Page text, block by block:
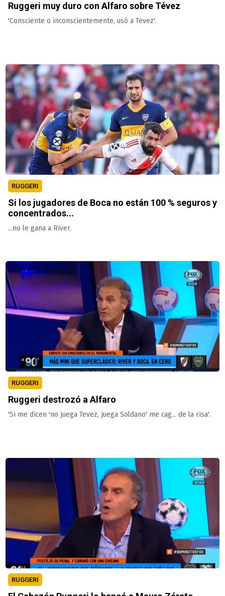
Ruggeri muy duro con Alfaro sobre Tévez
'Consciente o inconscientemente, usó a Tevez'.
RUGGERI
Si los jugadores de Boca no están 100 % seguros y
concentrados...
...no le gana a River.
RUGGERI
Ruggeri destrozó a Alfaro
'Si me dicen 'no juega Tevez, juega Soldano' me cag... de la risa'.
RUGGERI